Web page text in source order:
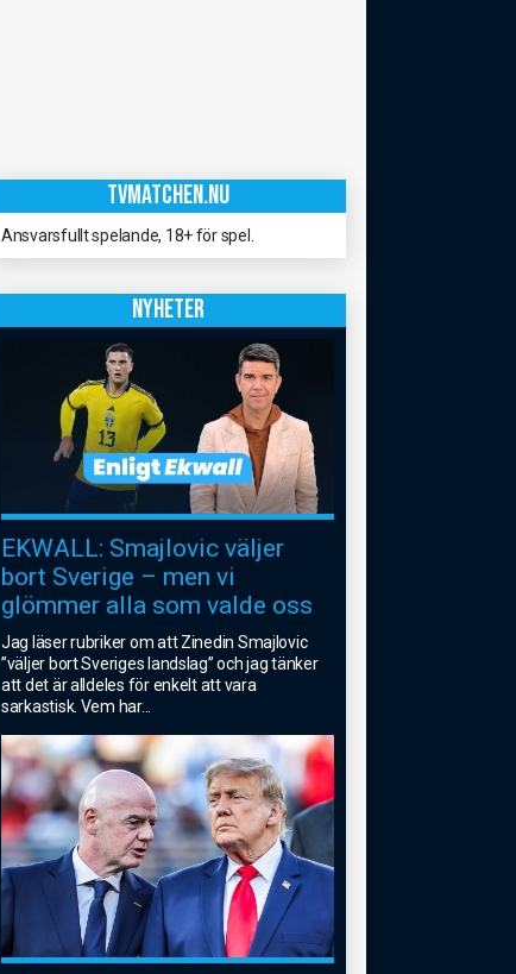
TVMATCHEN.NU
Ansvarsfullt spelande, 18+ för spel.
NYHETER
EKWALL: Smajlovic väljer
bort Sverige – men vi
glömmer alla som valde oss
Jag läser rubriker om att Zinedin Smajlovic
”väljer bort Sveriges landslag” och jag tänker
att det är alldeles för enkelt att vara
sarkastisk. Vem har...